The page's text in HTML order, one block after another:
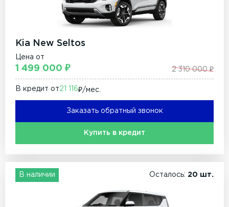
Kia New Seltos
Цена от
1 499 000 ₽ 2 310 000 ₽
В кредит от21 116₽/мec.
Заказать обратный звонок
Купить в кредит
В наличии Осталось: 20 шт.